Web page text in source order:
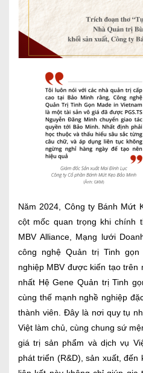
Năm 2024, Công ty Bánh Mứt
cột mốc quan trọng khi chính
MBV Alliance, Mạng lưới
công nghệ Quản trị Tinh gọn
nghiệp MBV được kiến tạo trên
nhất Hệ Gene Quản trị Tinh
cùng thế mạnh nghề nghiệp
thành viên. Đây là nơi quy tụ
Việt làm chủ, cùng chung sứ
giá trị sản phẩm và dịch vụ
phát triển (R&D), sản xuất,